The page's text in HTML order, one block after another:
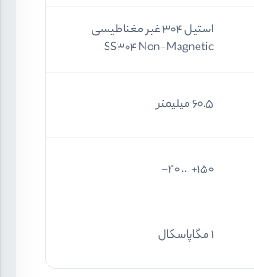
استیل 304 غیر مغناطیسی
SS304 Non-Magnetic
60.5 میلیمتر
150+ ... 40-
1 مگاپاسکال